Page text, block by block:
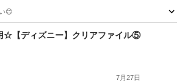
😊
その他
☆【ディズニー】クリアファイル⑤
7月27日